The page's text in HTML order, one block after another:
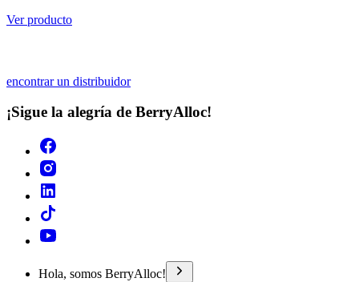
Ver producto
encontrar un distribuidor
¡Sigue la alegría de BerryAlloc!
Hola, somos BerryAlloc!